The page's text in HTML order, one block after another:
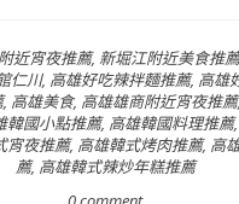
近宵夜推薦, 新堀江附近美食推薦
仁川, 高雄好吃辣拌麵推薦, 高雄
, 高雄美食, 高雄雄商附近宵夜推薦,
韓國小點推薦, 高雄韓國料理推薦,
宵夜推薦, 高雄韓式烤肉推薦, 高
薦, 高雄韓式辣炒年糕推薦